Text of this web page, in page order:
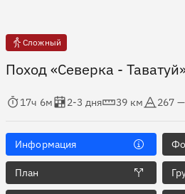
Сложный
Поход «Северка -
в пути
17ч 6м
Оценка в днях
2-3 дня
Дистанция
39 км
Абсолютная
267
Информация
План